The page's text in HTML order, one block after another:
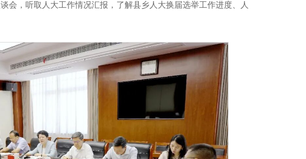
会，听取人大工作情况汇报，了解县乡人大换届选举工作进度、人